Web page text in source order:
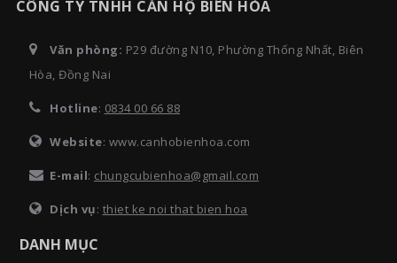
CÔNG TY TNHH CĂN HỘ BIÊN HÒA
Văn phòng: P29 đường N10, Phường Thống Nhất, Biên
Hòa, Đồng Nai
Hotline: 0834 00 66 88
Website: www.canhobienhoa.com
E-mail: chungcubienhoa@gmail.com
Dịch vụ: thiet ke noi that bien hoa
DANH MỤC